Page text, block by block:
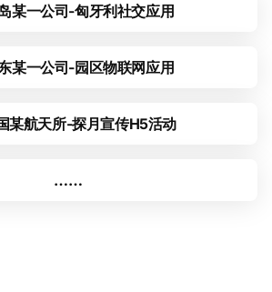
某一公司-匈牙利社交应用
某一公司-园区物联网应用
某航天所-探月宣传H5活动
……